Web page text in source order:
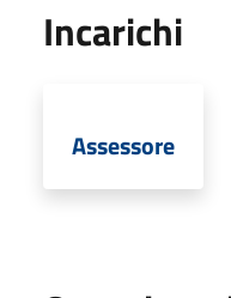
Incarichi
Assessore